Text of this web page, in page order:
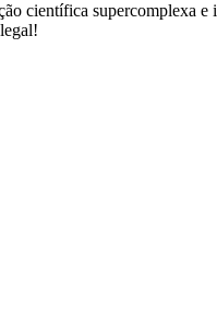
científica supercomplexa